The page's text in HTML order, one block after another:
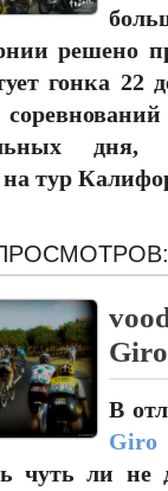
решено
гонка 22
на тур
ПРОСМОТРОВ:
В
чуть ли не